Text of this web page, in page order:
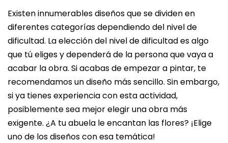
Existen innumerables diseños que se dividen en
diferentes categorías dependiendo del nivel de
dificultad. La elección del nivel de dificultad es algo
que tú eliges y dependerá de la persona que vaya a
acabar la obra. Si acabas de empezar a pintar, te
recomendamos un diseño más sencillo. Sin embargo,
si ya tienes experiencia con esta actividad,
posiblemente sea mejor elegir una obra más
exigente. ¿A tu abuela le encantan las flores? ¡Elige
uno de los diseños con esa temática!